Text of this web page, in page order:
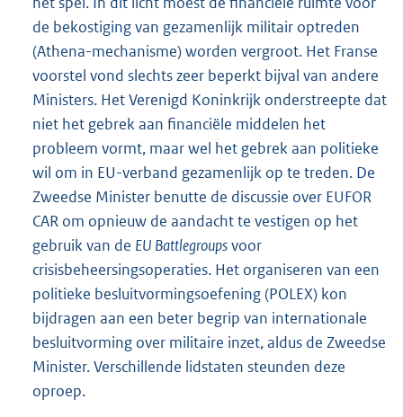
de bekostiging van gezamenlijk militair optreden
(Athena-mechanisme) worden vergroot. Het Franse
voorstel vond slechts zeer beperkt bijval van andere
Ministers. Het Verenigd Koninkrijk onderstreepte dat
niet het gebrek aan financiële middelen het
probleem vormt, maar wel het gebrek aan politieke
wil om in EU-verband gezamenlijk op te treden. De
Zweedse Minister benutte de discussie over EUFOR
CAR om opnieuw de aandacht te vestigen op het
gebruik van de EU Battlegroupsvoor
crisisbeheersingsoperaties. Het organiseren van een
politieke besluitvormingsoefening (POLEX) kon
bijdragen aan een beter begrip van internationale
besluitvorming over militaire inzet, aldus de Zweedse
Minister. Verschillende lidstaten steunden deze
oproep.